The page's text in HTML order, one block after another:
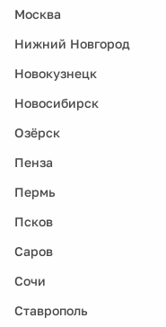
Москва
Нижний Новгород
Новокузнецк
Новосибирск
Озёрск
Пенза
Пермь
Псков
Саров
Сочи
Ставрополь